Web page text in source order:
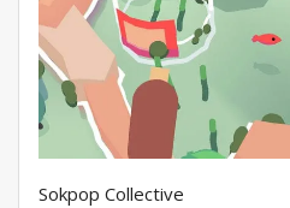
Sokpop Collective